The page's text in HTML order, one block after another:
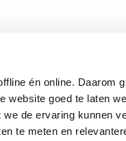
én online. Daarom
website goed te laten
de ervaring kunnen
te meten en
Algemene
Privacyverklaring
Blog